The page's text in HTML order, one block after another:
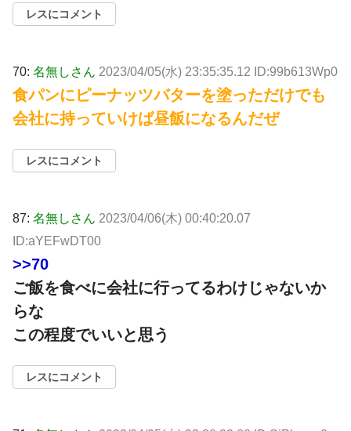
レスにコメント
70: 名無しさん 2023/04/05(水) 23:35:35.12 ID:99b613Wp0
食パンにピーナッツバターを塗っただけでも
会社に持っていけば昼飯になるんだぜ
レスにコメント
87: 名無しさん 2023/04/06(木) 00:40:20.07
ID:aYEFwDT00
>>70
ご飯を食べに会社に行ってるわけじゃないか
らな
この程度でいいと思う
レスにコメント